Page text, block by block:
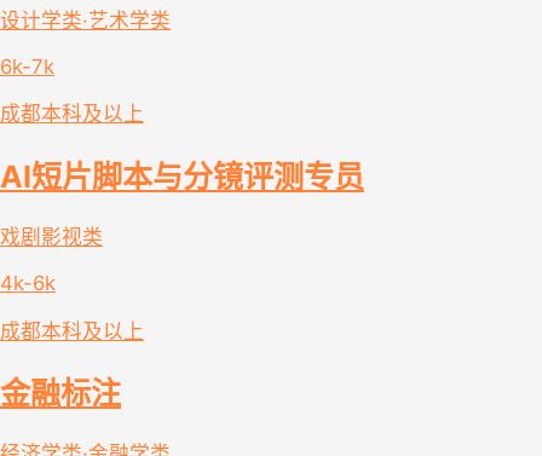
设计学类·艺术学类
6k-7k
成都本科及以上
AI短片脚本与分镜评测专员
戏剧影视类
4k-6k
成都本科及以上
金融标注